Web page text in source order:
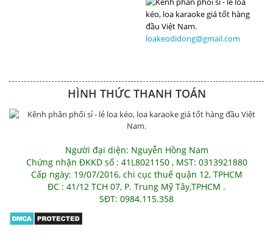
loakeodidong@gmail.com
HÌNH THỨC THANH TOÁN
Người đại diện: Nguyễn Hồng Nam
Chứng nhận ĐKKD số : 41L8021150 , MST: 0313921880
Cấp ngày: 19/07/2016, chi cục thuế quận 12, TPHCM
ĐC : 41/12 TCH 07, P. Trung Mỹ Tây,TPHCM .
SĐT: 0984.115.358